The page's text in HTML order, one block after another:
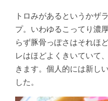
トロみがあるというかザ
プ。いわゆるこってり濃
らず豚骨っぽさはそれほ
レはほどよくきいていて
きます。個人的には新し
した。